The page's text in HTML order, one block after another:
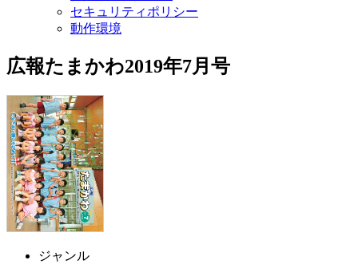
セキュリティポリシー
動作環境
広報たまかわ2019年7月号
ジャンル